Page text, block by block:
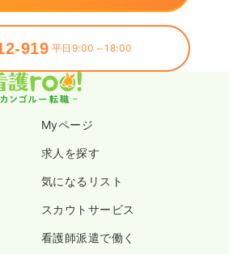
919 平日9:00～18:00
Myページ
求人を探す
気になるリスト
スカウトサービス
看護師派遣で働く